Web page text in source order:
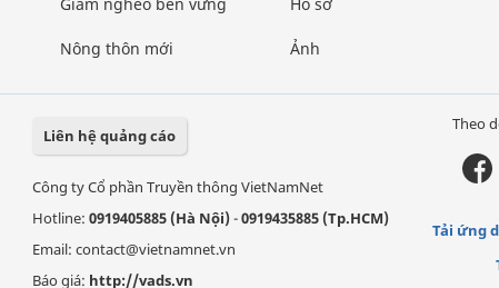
Nông thôn mới Ảnh
Liên hệ quảng cáo
Công ty Cổ phần Truyền thông VietNamNet
Hotline: 0919405885 (Hà Nội)-0919435885 (Tp.HCM)
Email: contact@vietnamnet.vn
Báo giá: http://vads.vn
Theo
Tải ứng